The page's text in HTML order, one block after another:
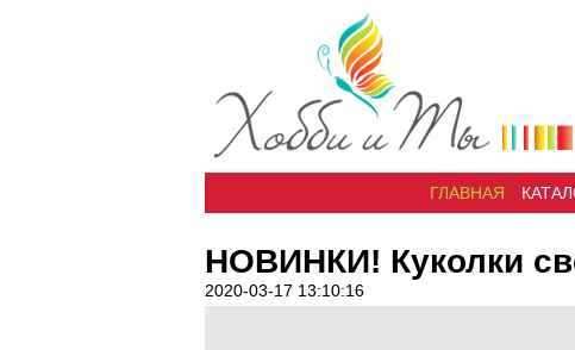
ГЛАВНАЯ
НОВИНКИ! Куколки
2020-03-17 13:10:16